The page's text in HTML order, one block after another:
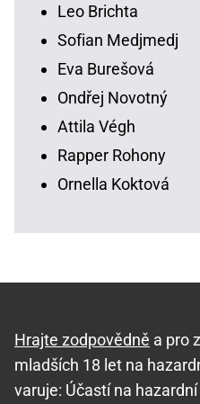
Leo Brichta
Sofian Medjmedj
Eva Burešová
Ondřej Novotný
Attila Végh
Rapper Rohony
Ornella Koktová
Hrajte zodpovědně a pro
mladších 18 let na
varuje: Účastí na